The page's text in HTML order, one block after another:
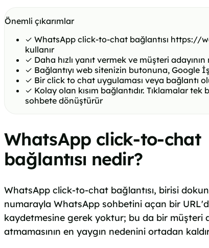
Önemli çıkarımlar
✓ WhatsApp click-to-chat bağlantısı https://
kullanır
✓ Daha hızlı yanıt vermek ve müşteri
✓ Bağlantıyı web sitenizin butonuna, Google
✓ Bir click to chat uygulaması veya bağlantı
✓ Kolay olan kısım bağlantıdır. Tıklamalar
sohbete dönüştürür
WhatsApp click-to-chat
bağlantısı nedir?
WhatsApp click-to-chat bağlantısı, birisi
numarayla WhatsApp sohbetini açan bir
kaydetmesine gerek yoktur; bu da bir müşteri
atmamasının en yaygın nedenini ortadan